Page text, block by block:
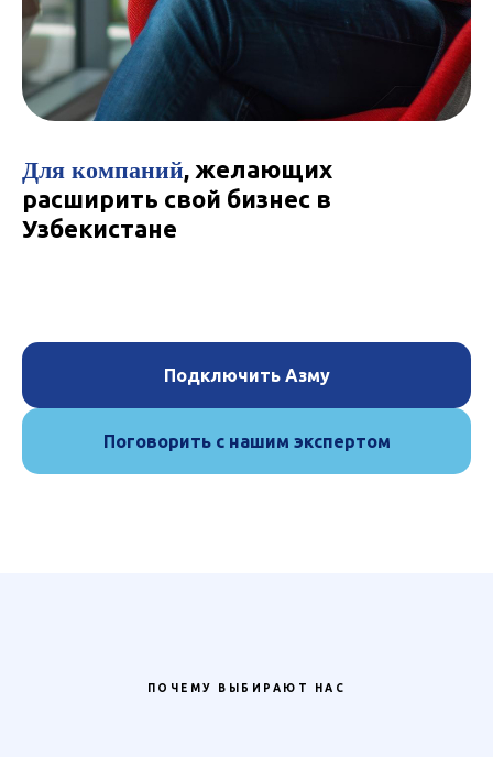
Для компаний, желающих
расширить свой бизнес в
Узбекистане
Подключить Азму
Поговорить с нашим экспертом
ПОЧЕМУ ВЫБИРАЮТ НАС